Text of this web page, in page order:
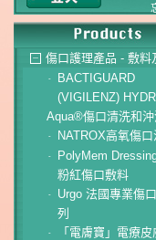
－ 傷口護理產品 - 敷料
-
BACTIGUARD
(VIGILENZ)
Aqua®傷口清洗和
- NATROX高氧傷
-
PolyMem
粉紅傷口敷料
-
Urgo 法國專業傷
列
-
「電膚寶」電療